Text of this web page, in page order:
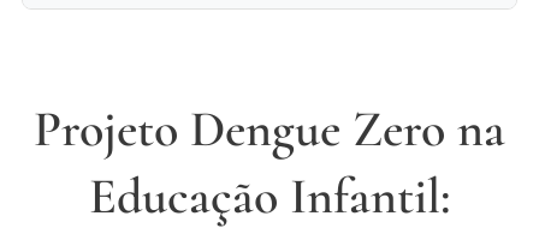
minutos, incluindo uma culminância com apresentação para a
Projeto Dengue Zero na
Educação Infantil: